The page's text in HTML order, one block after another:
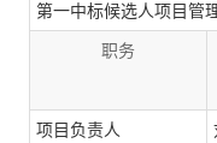
第一中标候选人项目管
职务
项目负责人